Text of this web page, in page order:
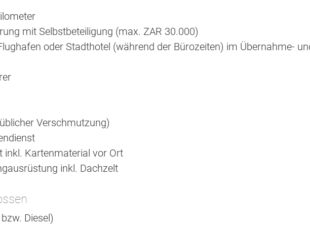
mit Selbstbeteiligung (max. ZAR 30.000)
oder Stadthotel (während der Bürozeiten) im Übernahme-
Verschmutzung)
inkl. Kartenmaterial vor Ort
inkl. Dachzelt
Diesel)